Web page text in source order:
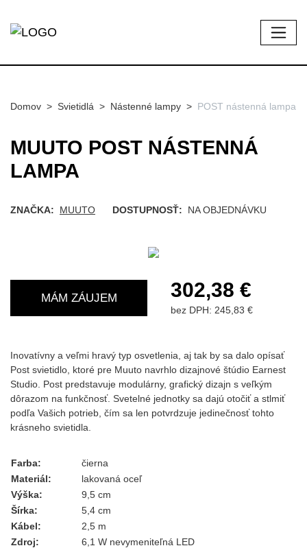
Domov Svietidlá Nástenné lampy POST nástenná lampa
MUUTO POST NÁSTENNÁ
LAMPA
ZNAČKA: MUUTO DOSTUPNOSŤ: NA OBJEDNÁVKU
MÁM ZÁUJEM 302,38 €
bez DPH: 245,83 €
Inovatívny a veľmi hravý typ osvetlenia, aj tak by sa dalo opísať
Post svietidlo, ktoré pre Muuto navrhlo dizajnové štúdio Earnest
Studio. Post predstavuje modulárny, grafický dizajn s veľkým
dôrazom na funkčnosť. Svetelné jednotky sa dajú otočiť a stlmiť
podľa Vašich potrieb, čím sa len potvrdzuje jedinečnosť tohto
krásneho svietidla.
Farba:
čierna
Materiál:
lakovaná oceľ
Výška:
9,5 cm
Šírka:
5,4 cm
Kábel:
2,5 m
Zdroj:
6,1 W nevymeniteľná LED